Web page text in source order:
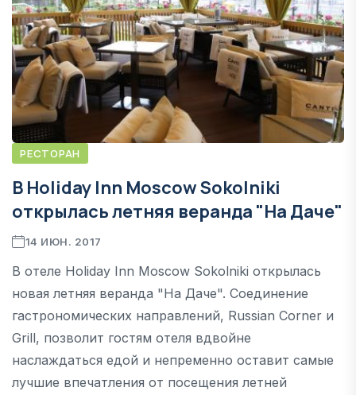
РЕСТОРАН
В Holiday Inn Moscow Sokolniki
открылась летняя веранда "На Даче"
14 ИЮН. 2017
В отеле Holiday Inn Moscow Sokolniki открылась
новая летняя веранда "На Даче". Соединение
гастрономических направлений, Russian Corner и
Grill, позволит гостям отеля вдвойне
наслаждаться едой и непременно оставит самые
лучшие впечатления от посещения летней